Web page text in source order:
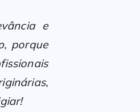
e
porque